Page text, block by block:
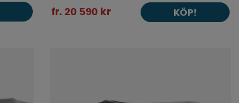
fr. 20 590 kr KÖP!